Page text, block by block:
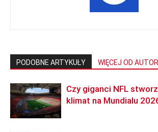
PODOBNE ARTYKUŁY WIĘCEJ OD
Czy giganci NFL
klimat na Mundialu